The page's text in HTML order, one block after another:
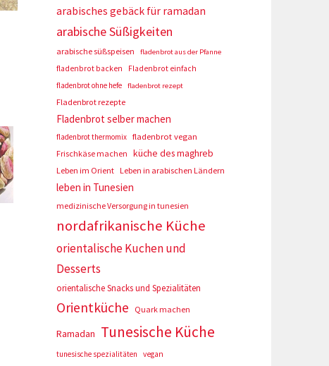
arabisches gebäck für ramadan
arabische Süßigkeiten
arabische süßspeisen fladenbrot aus der Pfanne
fladenbrot backen
Fladenbrot einfach
fladenbrot ohne hefe
fladenbrot rezept
Fladenbrot rezepte
Fladenbrot selber machen
fladenbrot thermomix fladenbrot vegan
Frischkäse machen küche des maghreb
Leben im Orient Leben in arabischen Ländern
leben in Tunesien
medizinische Versorgung in tunesien
nordafrikanische Küche
orientalische Kuchen und
Desserts
orientalische Snacks und Spezialitäten
Orientküche Quark machen
Ramadan Tunesische Küche
tunesische spezialitäten vegan